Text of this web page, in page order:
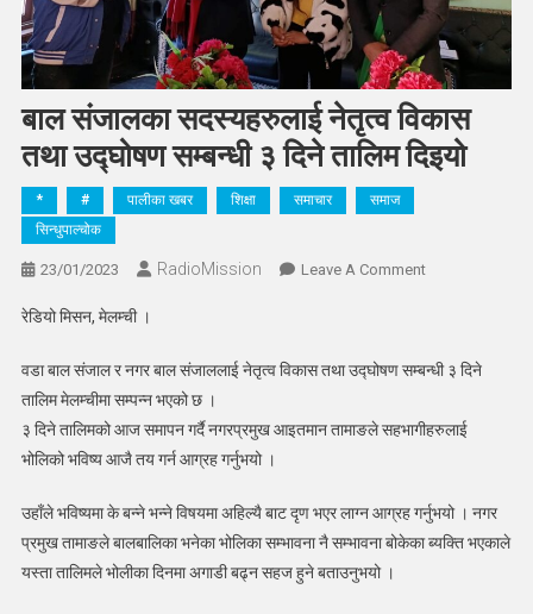
बाल संजालका सदस्यहरुलाई नेतृत्व विकास
तथा उद्घोषण सम्बन्धी ३ दिने तालिम दिइयो
* # पालीका खबर शिक्षा समाचार
समाज
सिन्धुपाल्चोक
23/01/2023 RadioMission Leave A CommentOn
नेतृत्व
तथा
३
दिने
रेडियो मिसन, मेलम्ची ।
वडा बाल संजाल र नगर बाल संजाललाई नेतृत्व विकास तथा उद्घोषण सम्बन्धी ३ दिने
तालिम मेलम्चीमा सम्पन्न भएको छ ।
३ दिने तालिमको आज समापन गर्दै नगरप्रमुख आइतमान तामाङले सहभागीहरुलाई
भोलिको भविष्य आजै तय गर्न आग्रह गर्नुभयो ।
उहाँले भविष्यमा के बन्ने भन्ने विषयमा अहिल्यै बाट दृण भएर लाग्न आग्रह गर्नुभयो । नगर
प्रमुख तामाङले बालबालिका भनेका भोलिका सम्भावना नै सम्भावना बोकेका ब्यक्ति भएकाले
यस्ता तालिमले भोलीका दिनमा अगाडी बढ्न सहज हुने बताउनुभयो ।